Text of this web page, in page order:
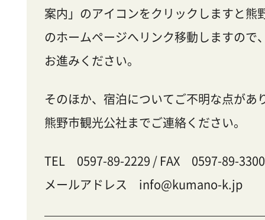
案内」のアイコンをクリックしますと熊
のホームページへリンク移動しますので
お進みください。
そのほか、宿泊についてご不明な点があ
熊野市観光公社までご連絡ください。
TEL 0597-89-2229 / FAX 0597-89-3300
メールアドレス info@kumano-k.jp